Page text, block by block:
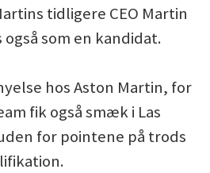
tidligere CEO Martin
som en kandidat.
hos Aston Martin, for
fik også smæk i Las
for pointene på trods